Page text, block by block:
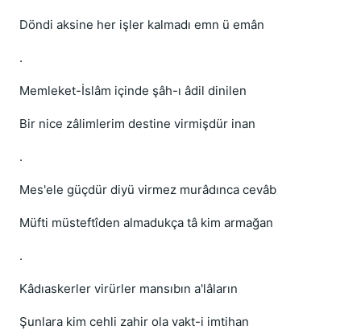
Döndi aksine her işler kalmadı emn ü emân
.
Memleket-İslâm içinde şâh-ı âdil dinilen
Bir nice zâlimlerim destine virmişdür inan
.
Mes'ele güçdür diyü virmez murâdınca cevâb
Müfti müsteftîden almadukça tâ kim armağan
.
Kâdıaskerler virürler mansıbın a'lâların
Şunlara kim cehli zahir ola vakt-i imtihan